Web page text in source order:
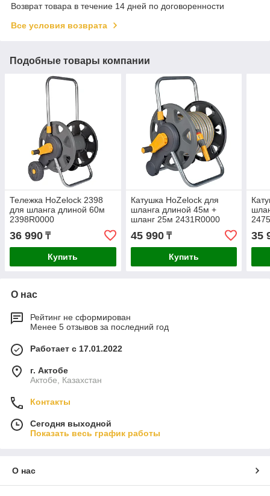
Возврат товара в течение 14 дней по договоренности
Все условия возврата
Подобные товары компании
Тележка HoZelock 2398
для шланга длиной 60м
2398R0000
36 990 ₸
Купить
Катушка HoZelock для
шланга длиной 45м +
шланг 25м 2431R0000
45 990₸
Купить
35
О нас
Рейтинг не сформирован
Менее 5 отзывов за последний год
Работает с 17.01.2022
г. Актобе
Актобе, Казахстан
Контакты
Сегодня выходной
Показать весь график работы
О нас